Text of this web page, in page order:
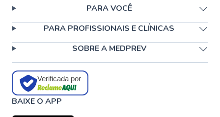
PARA VOCÊ
PARA PROFISSIONAIS E CLÍNICAS
SOBRE A MEDPREV
Verificada por
BAIXE O APP